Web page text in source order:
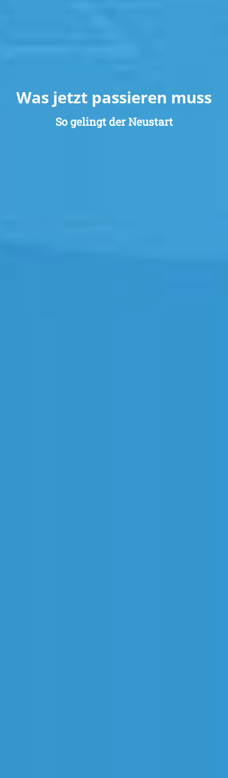
Was jetzt passieren muss
So gelingt der Neustart